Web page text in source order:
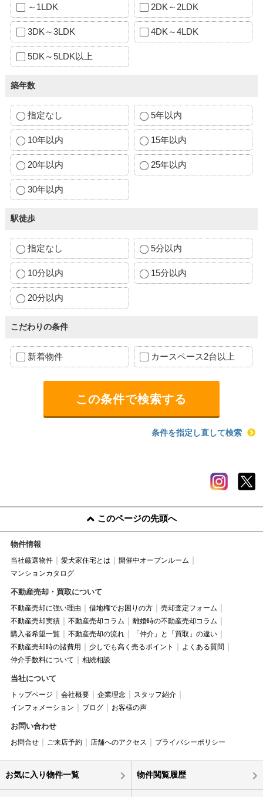
～1LDK 2DK～2LDK
3DK～3LDK 4DK～4LDK
5DK～5LDK以上
築年数
指定なし 5年以内
10年以内 15年以内
20年以内 25年以内
30年以内
駅徒歩
指定なし 5分以内
10分以内 15分以内
20分以内
こだわりの条件
新着物件 カースペース2台以上
条件を指定し直して検索
このページの先頭へ
物件情報
当社厳選物件 愛犬家住宅とは
開催中オープンルーム
マンションカタログ
不動産売却・買取について
不動産売却に強い理由 借地権でお困りの方
売却査定フォーム
不動産売却実績
不動産売却コラム
離婚時の不動産売却コラム
購入者希望一覧
不動産売却の流れ
「仲介」と「買取」の違い
不動産売却時の諸費用
少しでも高く売るポイント
よくある質問
仲介手数料について
相続相談
当社について
トップページ 会社概要 企業理念
スタッフ紹介
インフォメーション
ブログ お客様の声
お問い合わせ
お問合せ ご来店予約 店舗へのアクセス プライバシーポリシー
お気に入り物件一覧 物件閲覧履歴